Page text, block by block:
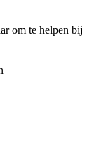
om te helpen bij